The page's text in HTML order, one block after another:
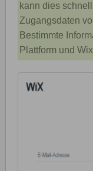
kann dies
Zugangsdaten
Bestimmte
Plattform und